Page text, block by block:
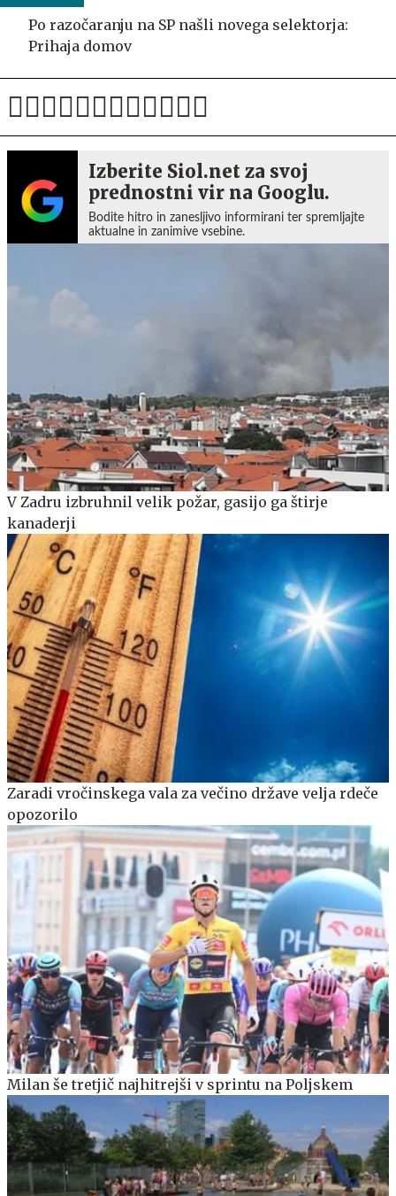
Po razočaranju na SP našli novega selektorja:
Prihaja domov
Izberite Siol.net za svoj
prednostni vir na Googlu.
Bodite hitro in zanesljivo informirani ter spremljajte
aktualne in zanimive vsebine.
V Zadru izbruhnil velik požar, gasijo ga štirje
kanaderji
Zaradi vročinskega vala za večino države velja rdeče
opozorilo
Milan še tretjič najhitrejši v sprintu na Poljskem